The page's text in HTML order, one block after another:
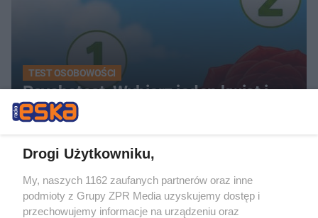
TEST OSOBOWOŚCI
Psychotest. Wybierz jeden kwiat i
sprawdź, jaki masz typ osobowości
ZOBACZ WIĘCEJ
Drogi Użytkowniku,
My, naszych 1162 zaufanych partnerów oraz inne
podmioty z Grupy ZPR Media uzyskujemy dostęp i
przechowujemy informacje na urządzeniu oraz